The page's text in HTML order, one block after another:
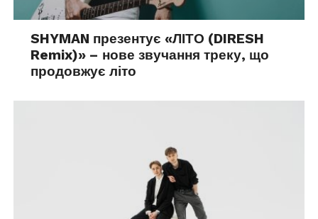
SHYMAN презентує «ЛІТО (DIRESH
Remix)» – нове звучання треку, що
продовжує літо